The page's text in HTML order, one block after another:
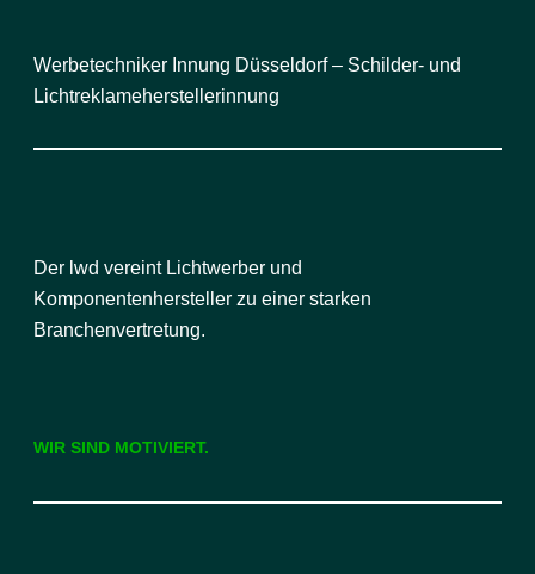
Werbetechniker Innung Düsseldorf – Schilder- und
Lichtreklameherstellerinnung
Der lwd vereint Lichtwerber und
Komponentenhersteller zu einer starken
Branchenvertretung.
WIR SIND MOTIVIERT.